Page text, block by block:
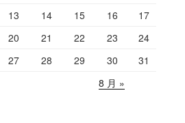
13 14 15 16
17
20 21 22 23
24
27 28 29 30
31
8 月 »